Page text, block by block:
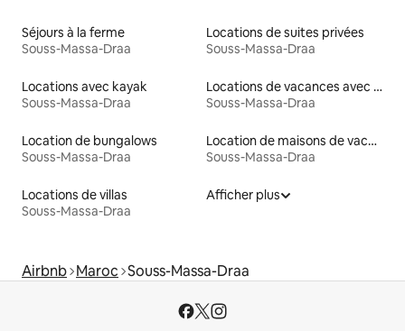
Séjours à la ferme
Souss-Massa-Draa
Locations de suites privées
Souss-Massa-Draa
Locations avec kayak
Souss-Massa-Draa
Locations de vacances avec piscine
Souss-Massa-Draa
Location de bungalows
Souss-Massa-Draa
Location de maisons de vacances
Souss-Massa-Draa
Locations de villas
Souss-Massa-Draa
Afficher plus
Airbnb Maroc Souss-Massa-Draa